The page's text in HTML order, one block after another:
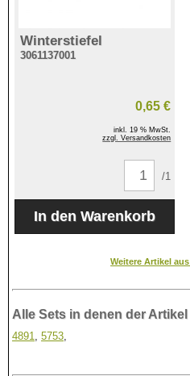
Winterstiefel
3061137001
0,65 €
inkl. 19 % MwSt.
zzgl. Versandkosten
/1
Weitere Artikel
Alle Sets in denen der
4891 5753